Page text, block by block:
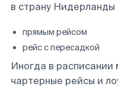
в страну
прямым рейсом
рейс с пересадкой
Иногда в расписании
чартерные рейсы и